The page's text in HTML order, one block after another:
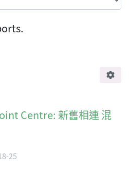
報 by Format "ill.,
Centre: 新舊相連 混
25